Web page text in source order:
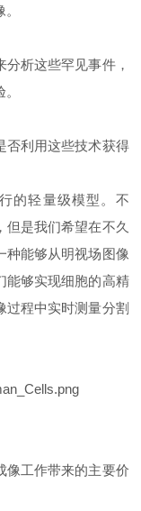
析这些罕见事件，
否利用这些技术获得
的轻量级模型。不
但是我们希望在不久
种能够从明视场图像
能够实现细胞的高精
过程中实时测量分割
像工作带来的主要价